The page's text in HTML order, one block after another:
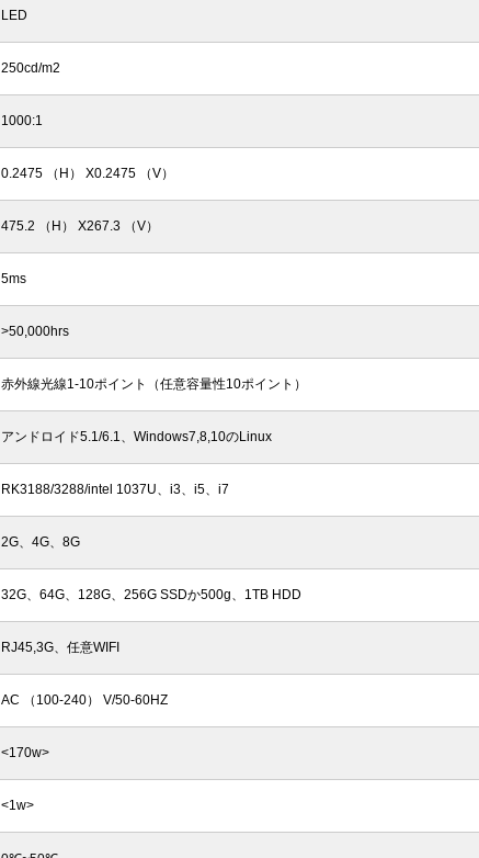
LED
250cd/m2
1000:1
0.2475 （H） X0.2475 （V）
475.2 （H） X267.3 （V）
5ms
>50,000hrs
赤外線光線1-10ポイント（任意容量性10ポイント）
アンドロイド5.1/6.1、Windows7,8,10のLinux
RK3188/3288/intel 1037U、i3、i5、i7
2G、4G、8G
32G、64G、128G、256G SSDか500g、1TB HDD
RJ45,3G、任意WIFI
AC （100-240） V/50-60HZ
<170w>
<1w>